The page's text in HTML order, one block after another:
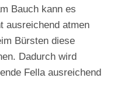
Bauch kann es
ausreichend atmen
Bürsten diese
Dadurch wird
Fella ausreichend